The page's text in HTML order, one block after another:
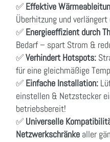
✅ Effektive
Überhitzung und verlängert
✅ Energieeffizient durch
Bedarf – spart Strom &
✅Verhindert Hotspots:
für eine gleichmäßige
✅ Einfache Installation:
einstellen & Netzstecker
betriebsbereit!
✅ Universelle
Netzwerkschränke aller